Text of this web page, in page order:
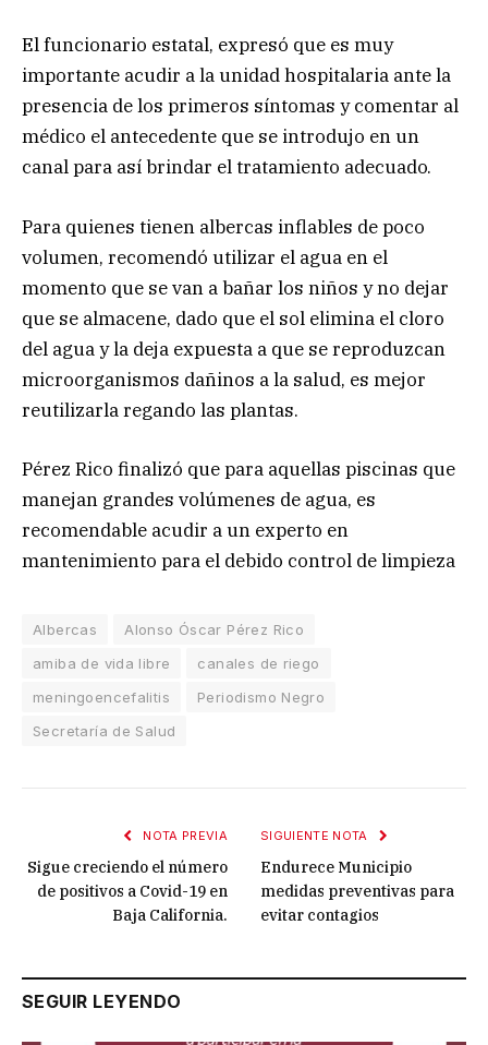
El funcionario estatal, expresó que es muy
importante acudir a la unidad hospitalaria ante la
presencia de los primeros síntomas y comentar al
médico el antecedente que se introdujo en un
canal para así brindar el tratamiento adecuado.
Para quienes tienen albercas inflables de poco
volumen, recomendó utilizar el agua en el
momento que se van a bañar los niños y no dejar
que se almacene, dado que el sol elimina el cloro
del agua y la deja expuesta a que se reproduzcan
microorganismos dañinos a la salud, es mejor
reutilizarla regando las plantas.
Pérez Rico finalizó que para aquellas piscinas que
manejan grandes volúmenes de agua, es
recomendable acudir a un experto en
mantenimiento para el debido control de limpieza
Albercas
Alonso Óscar Pérez Rico
amiba de vida libre
canales de riego
meningoencefalitis
Periodismo Negro
Secretaría de Salud
NOTA PREVIA
Sigue creciendo el número
de positivos a Covid-19 en
Baja California.
SIGUIENTE NOTA
Endurece Municipio
medidas preventivas para
evitar contagios
SEGUIR LEYENDO